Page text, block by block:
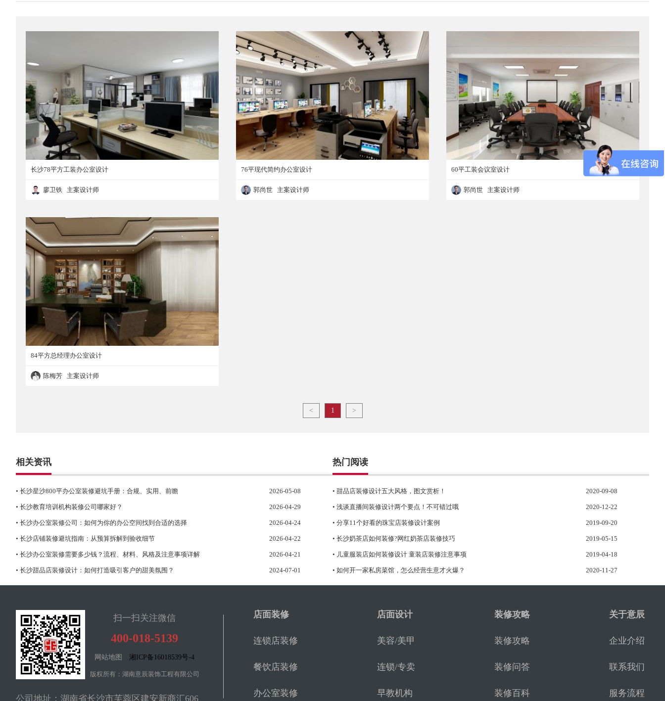
长沙78平方工装办公室设计
长沙78平方工装办公室设计
廖卫铁 主案设计师
76平现代简约办公室设计
郭尚世 主案设计师
60平工装会议室设计
郭尚世 主案设计师
84平方总经理办公室设计
陈梅芳 主案设计师
< 1 >
相关资讯
• 长沙星沙800平办公室装修避坑手册：合规、实用、前瞻 2026-05-08
• 长沙教育培训机构装修公司哪家好？ 2026-04-29
• 长沙办公室装修公司：如何为你的办公空间找到合适的选择 2026-04-24
• 长沙店铺装修避坑指南：从预算拆解到验收细节 2026-04-22
• 长沙办公室装修需要多少钱？流程、材料、风格及注意事项详解 2026-04-21
• 长沙甜品店装修设计：如何打造吸引客户的甜美氛围？ 2024-07-01
热门阅读
• 甜品店装修设计五大风格，图文赏析！ 2020-09-08
• 浅谈直播间装修设计两个要点！不可错过哦 2020-12-22
• 分享11个好看的珠宝店装修设计案例 2019-09-20
• 长沙奶茶店如何装修?网红奶茶店装修技巧 2019-05-15
• 儿童服装店如何装修设计 童装店装修注意事项 2019-04-18
• 如何开一家私房菜馆，怎么经营生意才火爆？ 2020-11-27
扫一扫关注微信
400-018-5139
网站地图 湘ICP备16018539号-4
版权所有：湖南意辰装饰工程有限公司
公司地址：湖南省长沙市芙蓉区建安新商汇606
店面装修
连锁店装修
餐饮店装修
办公室装修
店面设计
美容/美甲
连锁/专卖
早教机构
装修攻略
装修攻略
装修问答
装修百科
关于意辰
企业介绍
联系我们
服务流程